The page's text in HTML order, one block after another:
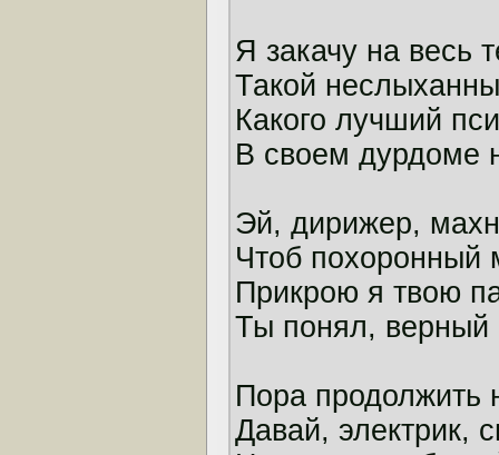
Я закачу на весь
Такой
Какого лучший
В своем дурдоме
Эй, дирижер,
Чтоб
Прикрою я твою
Ты понял, верный
Пора продолжить
Давай, электрик,